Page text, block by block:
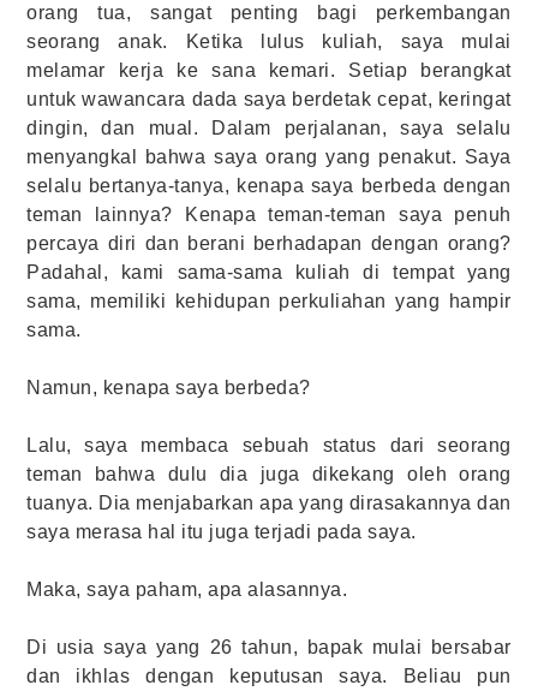
orang tua, sangat penting bagi perkembangan
seorang anak. Ketika lulus kuliah, saya mulai
melamar kerja ke sana kemari. Setiap berangkat
untuk wawancara dada saya berdetak cepat, keringat
dingin, dan mual. Dalam perjalanan, saya selalu
menyangkal bahwa saya orang yang penakut. Saya
selalu bertanya-tanya, kenapa saya berbeda dengan
teman lainnya? Kenapa teman-teman saya penuh
percaya diri dan berani berhadapan dengan orang?
Padahal, kami sama-sama kuliah di tempat yang
sama, memiliki kehidupan perkuliahan yang hampir
sama.
Namun, kenapa saya berbeda?
Lalu, saya membaca sebuah status dari seorang
teman bahwa dulu dia juga dikekang oleh orang
tuanya. Dia menjabarkan apa yang dirasakannya dan
saya merasa hal itu juga terjadi pada saya.
Maka, saya paham, apa alasannya.
Di usia saya yang 26 tahun, bapak mulai bersabar
dan ikhlas dengan keputusan saya. Beliau pun